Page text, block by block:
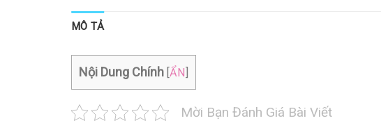
MÔ TẢ
Nội Dung Chính ẨN
Mời Bạn Đánh Giá Bài Viết